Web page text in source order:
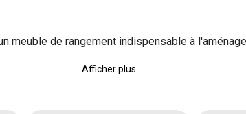
meuble de rangement indispensable à
Afficher plus